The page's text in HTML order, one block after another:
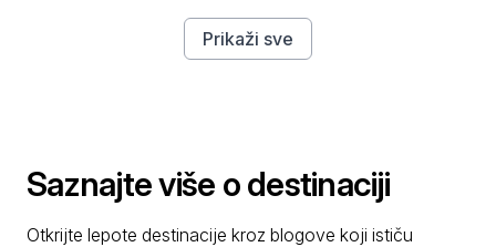
Prikaži sve
Saznajte više o destinaciji
Otkrijte lepote destinacije kroz blogove koji ističu